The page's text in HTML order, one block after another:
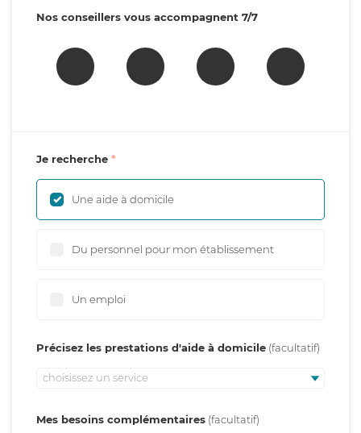
Nos conseillers vous accompagnent 7/7
Je recherche
Une aide à domicile
Du personnel pour mon établissement
Un emploi
Précisez les prestations d'aide à domicile
choisissez un service
Mes besoins complémentaires